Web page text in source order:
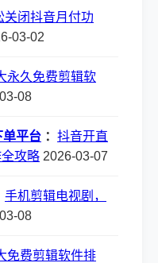
关闭抖音月付功
03-02
永久免费剪辑软
08
单平台 ： 抖音开直
攻略 2026-03-07
手机剪辑电视剧，
08
免费剪辑软件排